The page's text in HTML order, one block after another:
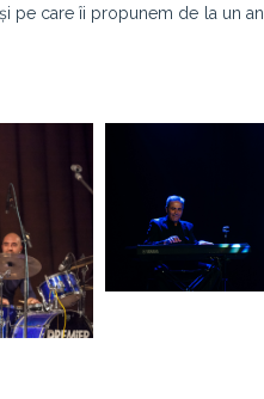
pe care îi propunem de la un an